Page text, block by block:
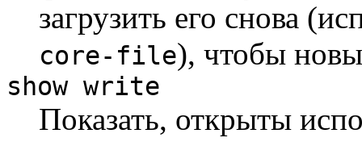
загрузить его снова
core-file), чтобы
show write
Показать, открыты